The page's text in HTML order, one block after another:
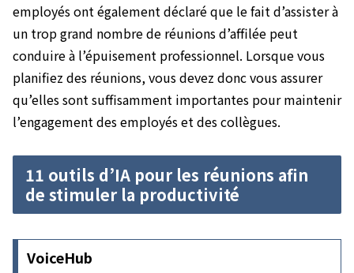
employés ont également déclaré que le fait d’assister à
un trop grand nombre de réunions d’affilée peut
conduire à l’épuisement professionnel. Lorsque vous
planifiez des réunions, vous devez donc vous assurer
qu’elles sont suffisamment importantes pour maintenir
l’engagement des employés et des collègues.
11 outils d’IA pour les réunions afin
de stimuler la productivité
VoiceHub